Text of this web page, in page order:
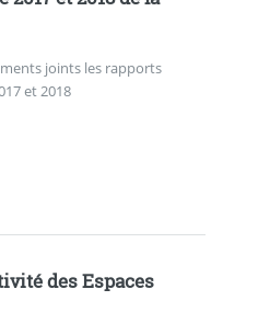
joints les rapports
et 2018
des Espaces